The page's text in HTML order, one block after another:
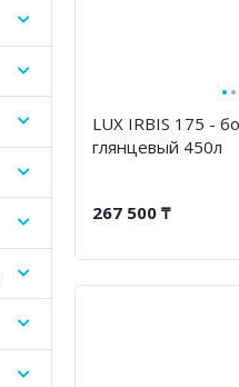
··
LUX IRBIS 175 -
глянцевый 450л
267 500 ₸